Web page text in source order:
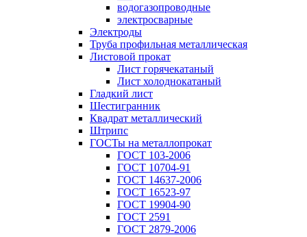
водогазопроводные
электросварные
Электроды
Труба профильная металлическая
Листовой прокат
Лист горячекатаный
Лист холоднокатаный
Гладкий лист
Шестигранник
Квадрат металлический
Штрипс
ГОСТы на металлопрокат
ГОСТ 103-2006
ГОСТ 10704-91
ГОСТ 14637-2006
ГОСТ 16523-97
ГОСТ 19904-90
ГОСТ 2591
ГОСТ 2879-2006